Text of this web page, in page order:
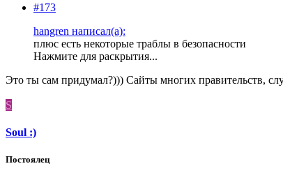
#173
hangren написал(а):
плюс есть некоторые траблы в безопасности
Нажмите для раскрытия...
Это ты сам придумал?))) Сайты многих правительств,
S
Soul :)
Постоялец